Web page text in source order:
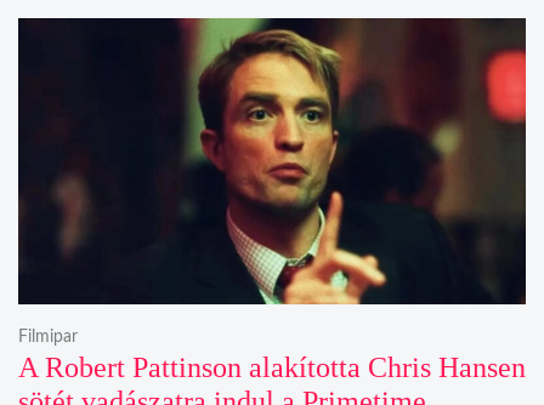
A Robert Pattinson alakította Chris Hansen
Filmipar